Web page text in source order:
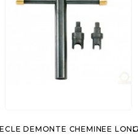
CRUCIFORME
CLE DEMONTE CHEMINEE